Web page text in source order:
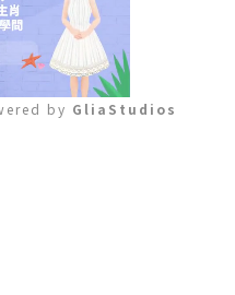
by GliaStudios